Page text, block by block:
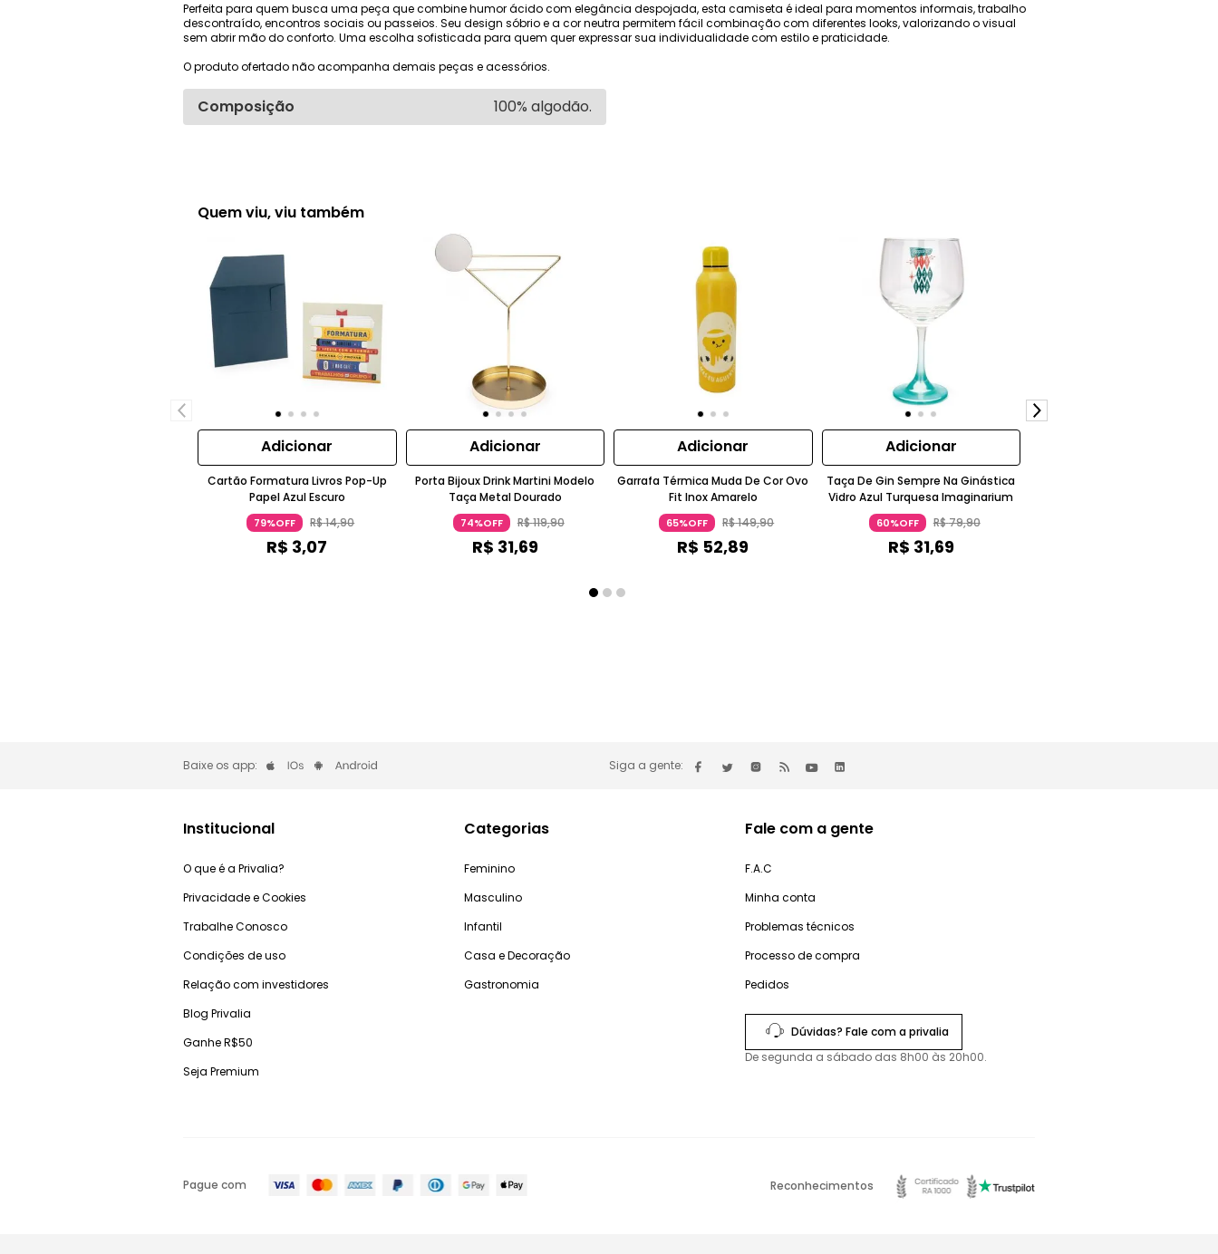
Perfeita para quem busca uma peça que combine humor ácido com elegância despojada, esta camiseta é ideal para momentos informais, trabalho
descontraído, encontros sociais ou passeios. Seu design sóbrio e a cor neutra permitem fácil combinação com diferentes looks, valorizando o visual
sem abrir mão do conforto. Uma escolha sofisticada para quem quer expressar sua individualidade com estilo e praticidade.
O produto ofertado não acompanha demais peças e acessórios.
Composição 100% algodão.
Quem viu, viu também
Adicionar
Cartão Formatura Livros Pop-Up
Papel Azul Escuro
79%OFF R$14,90
R$ 3,07
Adicionar
Porta Bijoux Drink Martini Modelo
Taça Metal Dourado
74%OFF R$119,90
R$ 31,69
Adicionar
Garrafa Térmica Muda De Cor Ovo
Fit Inox Amarelo
65%OFF R$149,90
R$ 52,89
Adicionar
Taça De Gin Sempre Na Ginástica
Vidro Azul Turquesa Imaginarium
60%OFF R$79,90
R$ 31,69
Baixe os app: Siga a gente:
Institucional
O que é a Privalia?
Privacidade e Cookies
Trabalhe Conosco
Condições de uso
Relação com investidores
Blog Privalia
Ganhe R$50
Seja Premium
Categorias
Feminino
Masculino
Infantil
Casa e Decoração
Gastronomia
Fale com a gente
F.A.C
Minha conta
Problemas técnicos
Processo de compra
Pedidos
Dúvidas? Fale com a privalia
De segunda a sábado das 8h00 às 20h00.
Pague com Reconhecimentos